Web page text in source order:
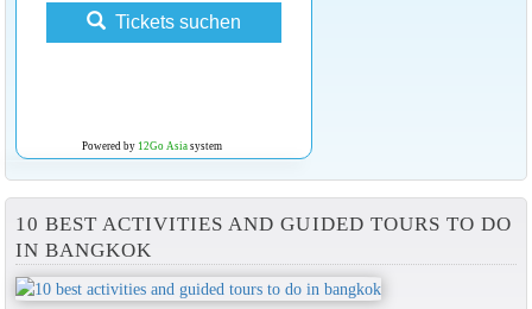
Tickets suchen
Powered by 12Go Asiasystem
10 BEST ACTIVITIES AND GUIDED TOURS TO DO
IN BANGKOK